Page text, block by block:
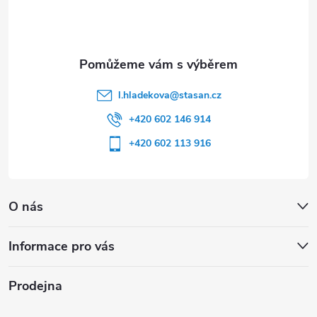
O nás
Informace pro vás
l.hladekova@stasan.cz
+420 602 146 914
+420 602 113 916
Prodejna